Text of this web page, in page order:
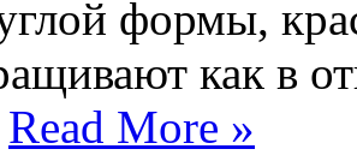
формы,
как в
Read More »